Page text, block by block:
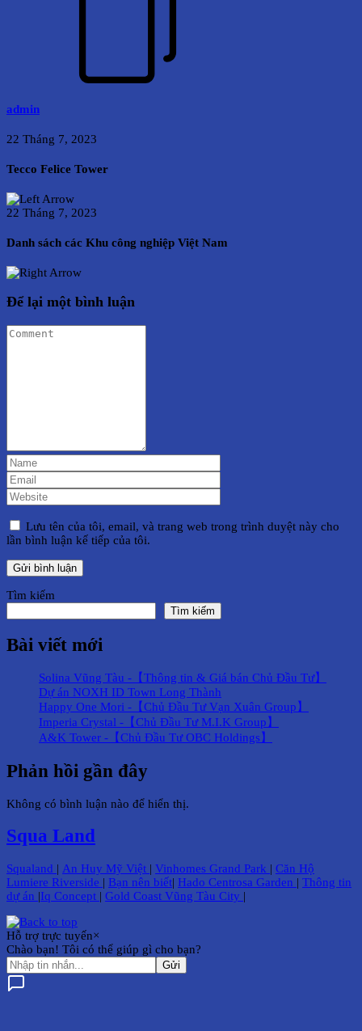
admin
22 Tháng 7, 2023
Tecco Felice Tower
22 Tháng 7, 2023
Danh sách các Khu công nghiệp Việt Nam
Để lại một bình luận
Lưu tên của tôi, email, và trang web trong trình duyệt này cho
lần bình luận kế tiếp của tôi.
Tìm kiếm
Tìm kiếm
Bài viết mới
Solina Vũng Tàu -【Thông tin & Giá bán Chủ Đầu Tư】
Dự án NOXH ID Town Long Thành
Happy One Mori -【Chủ Đầu Tư Vạn Xuân Group】
Imperia Crystal -【Chủ Đầu Tư M.I.K Group】
A&K Tower -【Chủ Đầu Tư OBC Holdings】
Phản hồi gần đây
Không có bình luận nào để hiển thị.
Squa Land
Squaland | An Huy Mỹ Việt | Vinhomes Grand Park | Căn Hộ
Lumiere Riverside | Bạn nên biết| Hado Centrosa Garden | Thông tin
dự án |Iq Concept | Gold Coast Vũng Tàu City |
Hỗ trợ trực tuyến×
Chào bạn! Tôi có thể giúp gì cho bạn?
Gửi